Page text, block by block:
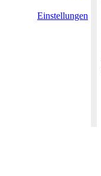
Einstellungen